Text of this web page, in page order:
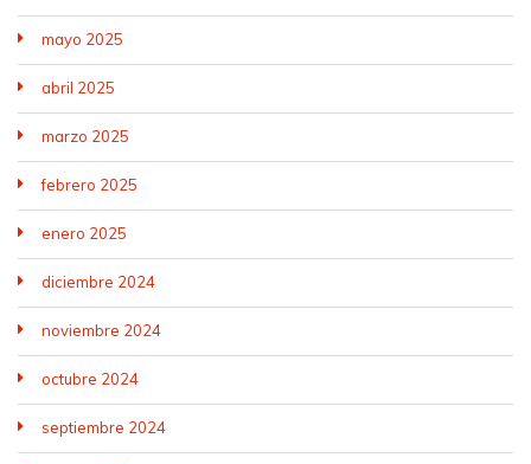
mayo 2025
abril 2025
marzo 2025
febrero 2025
enero 2025
diciembre 2024
noviembre 2024
octubre 2024
septiembre 2024